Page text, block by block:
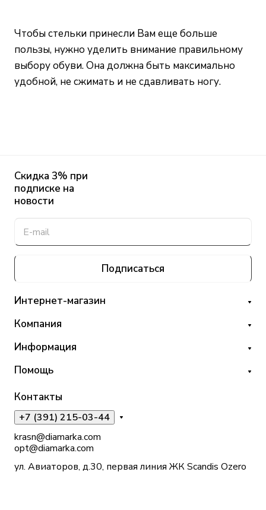
Чтобы стельки принесли Вам еще больше
пользы, нужно уделить внимание правильному
выбору обуви. Она должна быть максимально
удобной, не сжимать и не сдавливать ногу.
Скидка 3% при
подписке на
новости
Подписаться
Интернет-магазин
Компания
Информация
Помощь
Контакты
+7 (391) 215-03-44
krasn@diamarka.com
opt@diamarka.com
ул. Авиаторов, д.30, первая линия ЖК Scandis Ozero